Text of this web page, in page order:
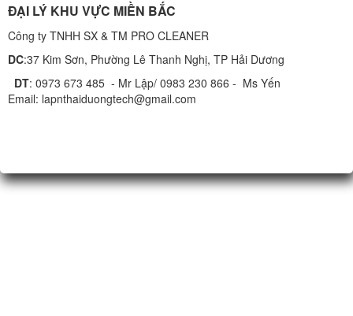
ĐẠI LÝ KHU VỰC MIỀN BẮC
Công ty TNHH SX & TM PRO CLEANER
DC:37 Kim Sơn, Phường Lê Thanh Nghị, TP Hải Dương
DT: 0973 673 485 - Mr Lập/ 0983 230 866 - Ms Yến
Email: lapnthaiduongtech@gmail.com